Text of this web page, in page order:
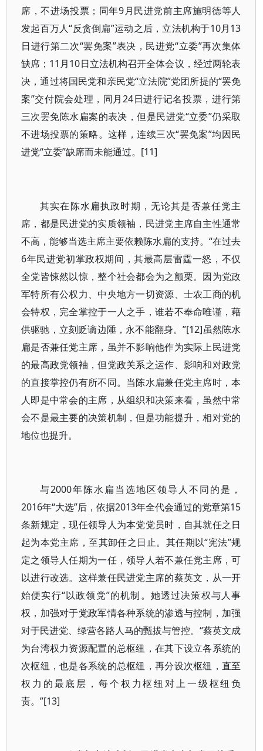
席，不进场投票；同年9月民进党前主席施明德等人
发起百万人“反贪倒扁”运动之后，立法机构于10月13
日进行第二次“罢免案”表决，民进党“立委”再次集体
缺席；11月10日立法机构召开全体会议，经过两轮表
决，通过将国民党和亲民党“立法院”党团所提的“罢免
案”交付院会处理，同月24日进行记名投票，进行第
三次罢免陈水扁案的表决，但是民进党“立委”仍采取
不进场投票的策略。这样，连续三次“罢免案”均因民
进党“立委”缺席而未能通过。[11]
其实在陈水扁执政时期，无论其是否兼任党主
席，都是民进党的实质领袖，民进党主席自主性通常
不高，能够当选主席主要依赖陈水扁的支持。“在过去
6年民进党初掌政权期间，其最高层雷霆一怒，不仅
全党皆悚然以惊，整个社会都会为之颤栗。因为党政
军特所有公权力、中央地方一切资源、士农工商的机
会特权，完全掌控于一人之手，谁若不奉命唯谨，藉
供驱驰，立刻贬谪边陲，永不能翻身。”[12]虽然陈水
扁是否兼任党主席，虽并不影响他作为实际上民进党
的最高政党领袖，但党政关系之运作、影响和对政党
的直接掌控仍有所不同。当陈水扁兼任党主席时，本
人即是中常会的主席，从组织和决策来看，虽然中常
会不是最主要的决策机制，但是功能提升，相对党的
地位也提升。
与2000年陈水扁当选地区领导人不同的是，
2016年“大选”后，依据2013年全代会通过的党章第15
条新规定，现任领导人为本党党员时，自其就任之日
起为本党主席，至其卸任之日止。其任期以“宪法”规
定之领导人任期为一任，领导人若不兼任党主席，可
以进行改选。这样兼任民进党主席的蔡英文，从一开
始便实行“以政领党”的机制。她透过决策权与人事
权，加强对于党政军情各种系统的渗透与控制，加强
对于民进党、绿营各路人马的甄拔与管控。“蔡英文成
为台湾权力资源配置的总枢纽，在其下设立各系统的
次枢纽，也是各系统的总枢纽，再分设次枢纽，直至
权力的最底层，每个权力枢纽对上一级枢纽负
责。”[13]